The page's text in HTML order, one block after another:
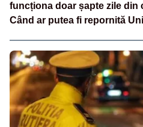
funcționa doar șapte zile din
Când ar putea fi repornită